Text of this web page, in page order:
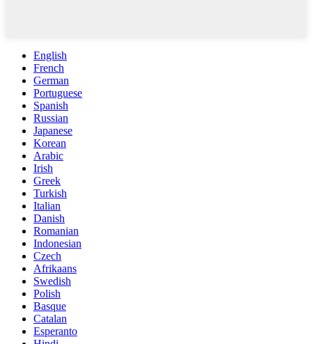
English
French
German
Portuguese
Spanish
Russian
Japanese
Korean
Arabic
Irish
Greek
Turkish
Italian
Danish
Romanian
Indonesian
Czech
Afrikaans
Swedish
Polish
Basque
Catalan
Esperanto